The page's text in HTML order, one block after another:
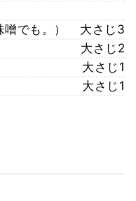
でも。）
大さじ3
大さじ2
大さじ1
大さじ1